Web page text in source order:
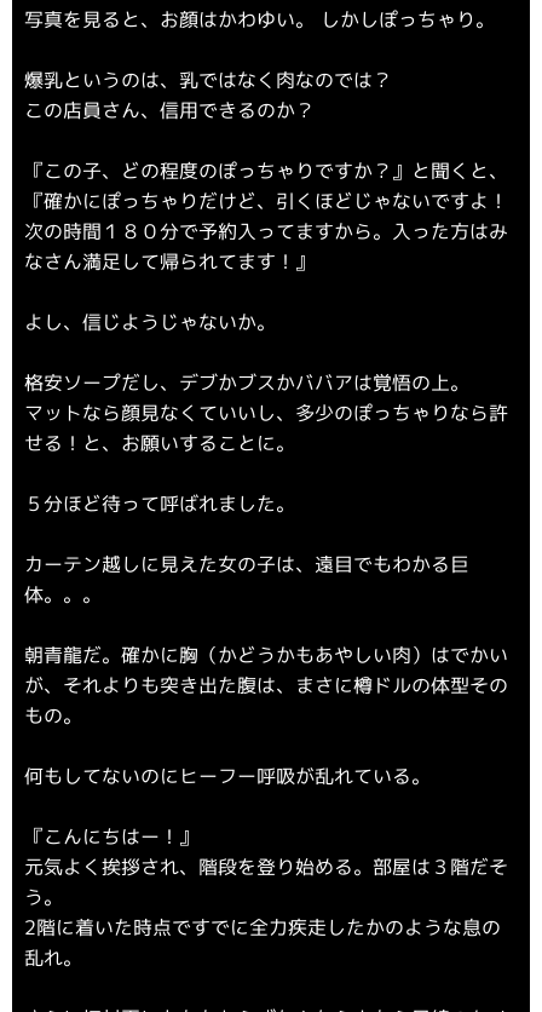
写真を見ると、お顔はかわゆい。 しかしぽっちゃり。
爆乳というのは、乳ではなく肉なのでは？
この店員さん、信用できるのか？
『この子、どの程度のぽっちゃりですか？』と聞くと、
『確かにぽっちゃりだけど、引くほどじゃないですよ！
次の時間１８０分で予約入ってますから。入った方はみ
なさん満足して帰られてます！』
よし、信じようじゃないか。
格安ソープだし、デブかブスかババアは覚悟の上。
マットなら顔見なくていいし、多少のぽっちゃりなら許
せる！と、お願いすることに。
５分ほど待って呼ばれました。
カーテン越しに見えた女の子は、遠目でもわかる巨
体。。。
朝青龍だ。確かに胸（かどうかもあやしい肉）はでかい
が、それよりも突き出た腹は、まさに樽ドルの体型その
もの。
何もしてないのにヒーフー呼吸が乱れている。
『こんにちはー！』
元気よく挨拶され、階段を登り始める。部屋は３階だそ
う。
2階に着いた時点ですでに全力疾走したかのような息の
乱れ。